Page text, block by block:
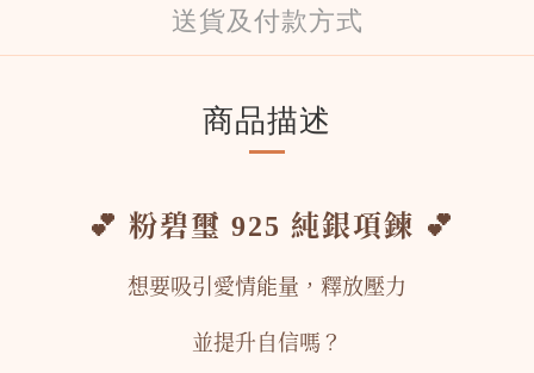
送貨及付款方式
商品描述
💕 粉碧璽 925 純銀項鍊 💕
想要吸引愛情能量，釋放壓力
並提升自信嗎？